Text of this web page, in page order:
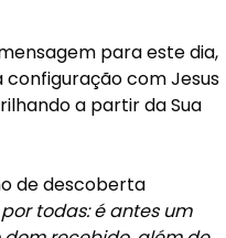
para este dia,
configuração com Jesus
a partir da Sua
de descoberta
todas: é antes um